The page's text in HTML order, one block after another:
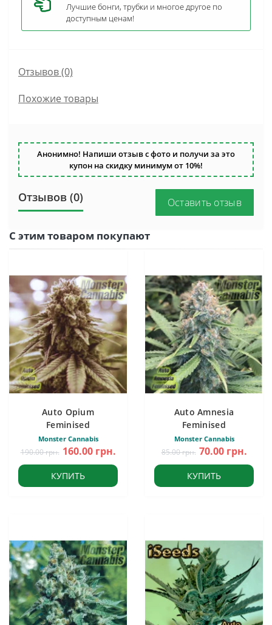
Лучшие бонги, трубки и многое другое по
доступным ценам!
Отзывов (0)
Похожие товары
Анонимно! Напиши отзыв с фото и получи за это
купон на скидку минимум от 10%!
Отзывов (0) Оставить отзыв
С этим товаром покупают
Auto Opium
Feminised
Monster Cannabis
190.00 грн. 160.00 грн.
КУПИТЬ
Auto Amnesia
Feminised
Monster Cannabis
85.00 грн. 70.00 грн.
КУПИТЬ